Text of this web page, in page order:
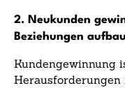
2. Neukunden
Beziehungen
Kundengewinnung